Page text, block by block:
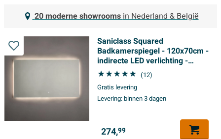
Saniclass Squared
Badkamerspiegel - 120x70cm -
indirecte LED verlichting -
touch schakelaar -
spiegelverwarming
(12)
Gratis levering
Levering:binnen 3 dagen
274,99
20 moderne showroomsin Nederland & België